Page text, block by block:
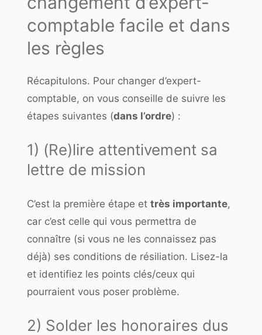
comptable facile et dans
les règles
Récapitulons. Pour changer d’expert-
comptable, on vous conseille de suivre les
étapes suivantes (dans l’ordre) :
1) (Re)lire attentivement sa
lettre de mission
C’est la première étape et très importante,
car c’est celle qui vous permettra de
connaître (si vous ne les connaissez pas
déjà) ses conditions de résiliation. Lisez-la
et identifiez les points clés/ceux qui
pourraient vous poser problème.
2) Solder les honoraires dus